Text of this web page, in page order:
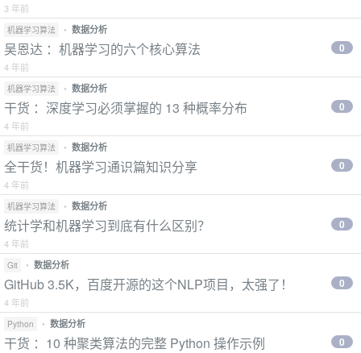
3 年前
机器学习算法 • 数据分析
吴恩达 ：机器学习的六个核心算法
4 年前
0
机器学习算法 • 数据分析
干货 ：深度学习必须掌握的 13 种概率分布
4 年前
0
机器学习算法 • 数据分析
全干货！机器学习通识篇知识分享
4 年前
0
机器学习算法 • 数据分析
统计学和机器学习到底有什么区别？
4 年前
0
Git • 数据分析
GitHub 3.5K，百度开源的这个NLP项目，太强了！
4 年前
0
Python • 数据分析
干货 ：10 种聚类算法的完整 Python 操作示例 0